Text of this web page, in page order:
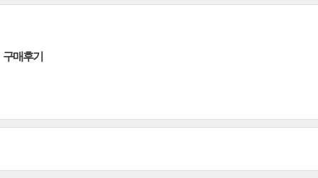
구매후기